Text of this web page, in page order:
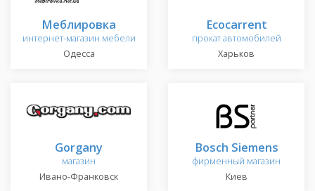
Меблировка
интернет-магазин мебели
Одесса
Ecocarrent
прокат автомобилей
Харьков
Gorgany
магазин
Ивано-Франковск
Bosch Siemens
фирменный магазин
Киев